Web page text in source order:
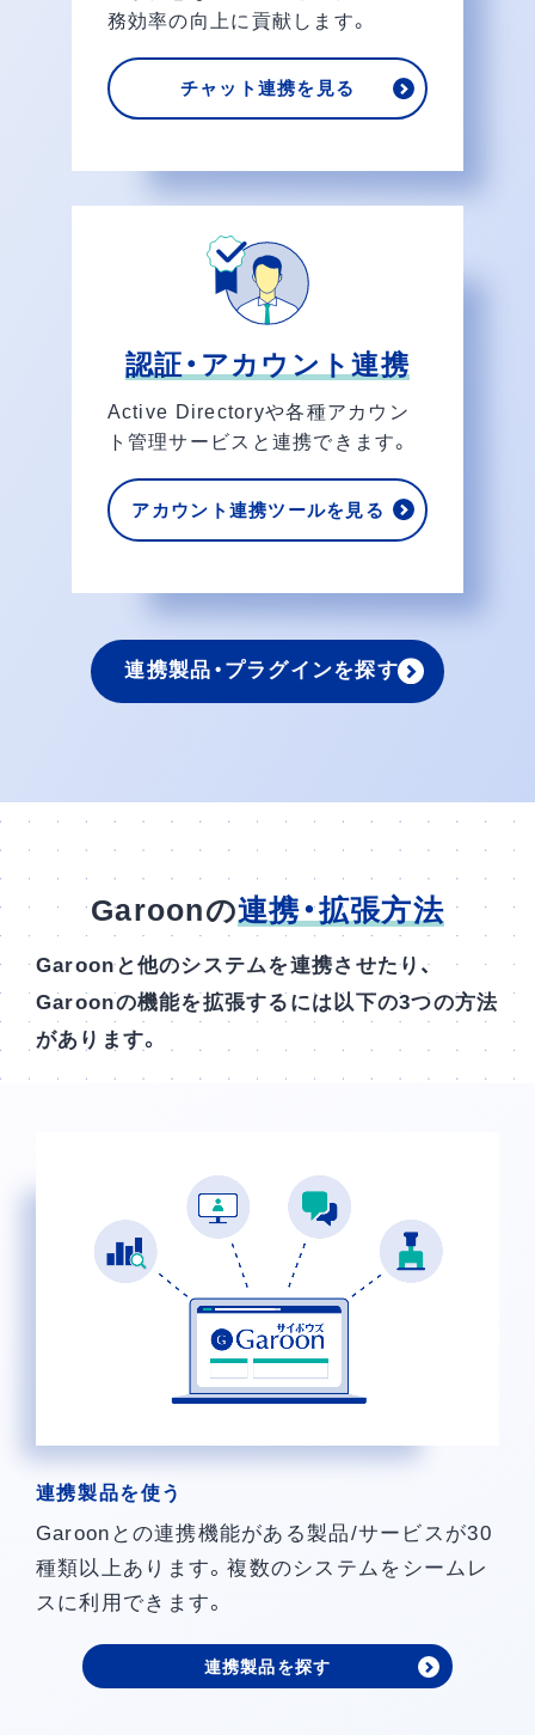
務効率の向上に貢献します。
チャット連携を見る
認証・アカウント連携
Active Directoryや各種アカウン
ト管理サービスと連携できます。
アカウント連携ツールを見る
連携製品・プラグインを探す
Garoonの連携・拡張方法
Garoonと他のシステムを連携させたり、
Garoonの機能を拡張するには以下の3つの方法
があります。
連携製品を使う
Garoonとの連携機能がある製品/サービスが30
種類以上あります。複数のシステムをシームレ
スに利用できます。
連携製品を探す